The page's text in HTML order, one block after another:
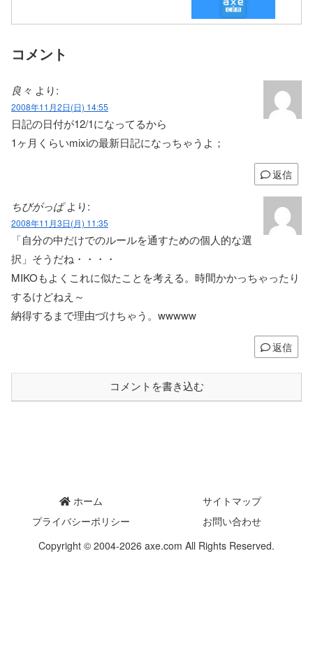
コメント
良々 より:
2008年11月2日(日) 14:55
日記の日付が12/1になってるから
1ヶ月くらいmixiの最新日記になっちゃうよ；
返信
ちびがっぱ より:
2008年11月3日(月) 11:35
「自分の中だけでのルールを通すための個人的な選
択」そうだね・・・・
MIKOもよくこれに似たことを考える。時間かかっちゃったり
するけどねえ～
納得するまで理由づけちゃう。wwwww
返信
コメントを書き込む
ホーム
サイトマップ
プライバシーポリシー
お問い合わせ
Copyright © 2004-2026 axe.com All Rights Reserved.